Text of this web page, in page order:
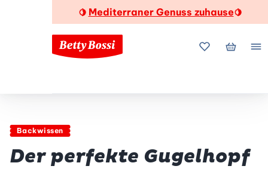
🍋 Mediterraner Genuss zuhause🍋
MeineMein
Backwissen
Der perfekte Gugelhopf